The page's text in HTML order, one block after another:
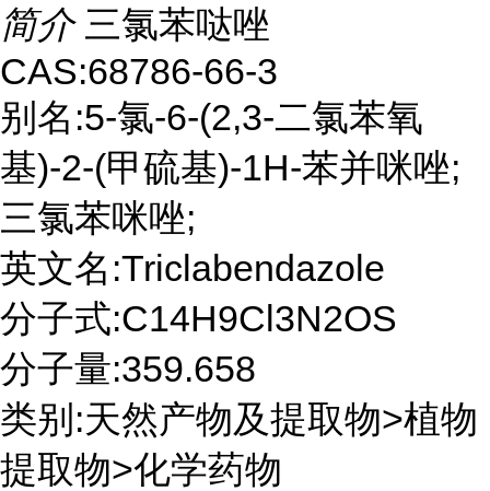
简介 三氯苯哒唑
CAS:68786-66-3
别名:5-氯-6-(2,3-二氯苯氧
基)-2-(甲硫基)-1H-苯并咪唑;
三氯苯咪唑;
英文名:Triclabendazole
分子式:C14H9Cl3N2OS
分子量:359.658
类别:天然产物及提取物>植物
提取物>化学药物